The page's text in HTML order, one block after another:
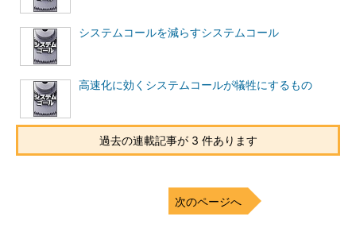
システムコールを減らすシステムコール
高速化に効くシステムコールが犠牲にするもの
過去の連載記事が 3 件あります
次のページへ